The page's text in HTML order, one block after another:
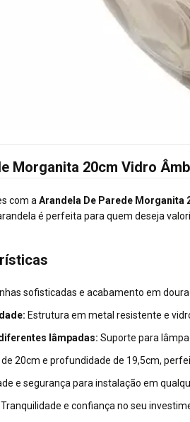
Morganita 20cm Vidro
com a Arandela De Parede Morganita
é perfeita para quem deseja
sofisticadas e acabamento em
Estrutura em metal resistente e
lâmpadas: Suporte para
20cm e profundidade de 19,5cm,
e segurança para instalação em
Tranquilidade e confiança no seu